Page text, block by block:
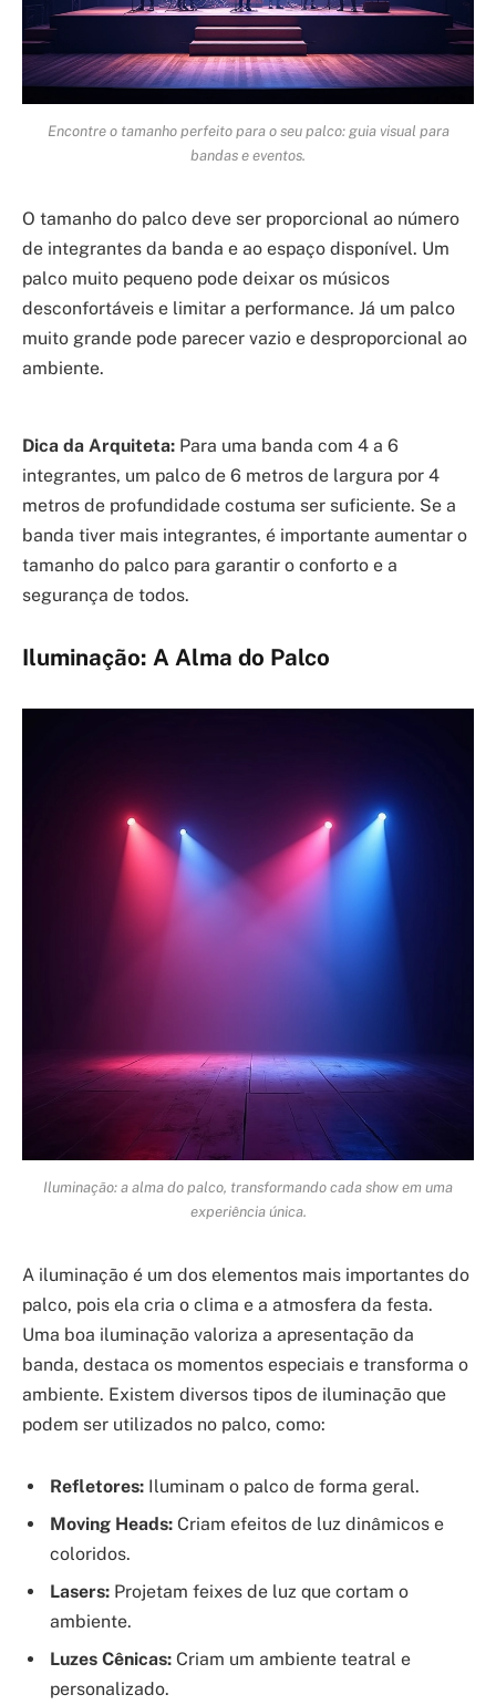
Encontre o tamanho perfeito para o seu palco: guia visual para
bandas e eventos.
O tamanho do palco deve ser proporcional ao número
de integrantes da banda e ao espaço disponível. Um
palco muito pequeno pode deixar os músicos
desconfortáveis e limitar a performance. Já um palco
muito grande pode parecer vazio e desproporcional ao
ambiente.
Dica da Arquiteta: Para uma banda com 4 a 6
integrantes, um palco de 6 metros de largura por 4
metros de profundidade costuma ser suficiente. Se a
banda tiver mais integrantes, é importante aumentar o
tamanho do palco para garantir o conforto e a
segurança de todos.
Iluminação: A Alma do Palco
Iluminação: a alma do palco, transformando cada show em uma
experiência única.
A iluminação é um dos elementos mais importantes do
palco, pois ela cria o clima e a atmosfera da festa.
Uma boa iluminação valoriza a apresentação da
banda, destaca os momentos especiais e transforma o
ambiente. Existem diversos tipos de iluminação que
podem ser utilizados no palco, como:
Refletores: Iluminam o palco de forma geral.
Moving Heads: Criam efeitos de luz dinâmicos e
coloridos.
Lasers: Projetam feixes de luz que cortam o
ambiente.
Luzes Cênicas: Criam um ambiente teatral e
personalizado.